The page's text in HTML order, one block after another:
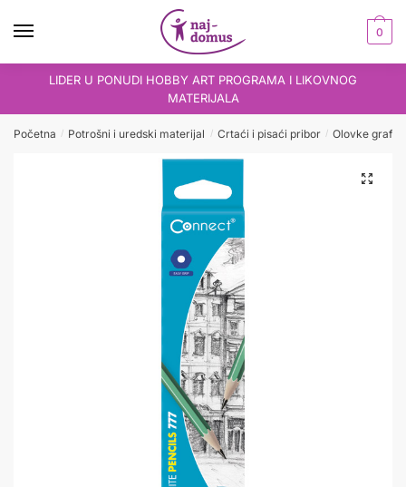
0
LIDER U PONUDI HOBBY ART PROGRAMA I LIKOVNOG
MATERIJALA
Početna / Potrošni i uredski materijal / Crtaći i pisaći pribor / Olovke